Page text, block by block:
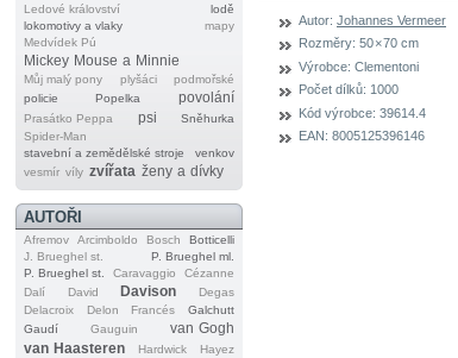
Ledové království
lodě
lokomotivy a vlaky
mapy
Medvídek Pú
Mickey Mouse a Minnie
Můj malý pony plyšáci
podmořské
policie
Popelka povolání
Prasátko Peppa psi
Sněhurka
Spider‐Man
stavební a zemědělské stroje
venkov
vesmír víly zvířata ženy a dívky
AUTOŘI
Afremov Arcimboldo Bosch
Botticelli
J. Brueghel st.
P. Brueghel ml.
P. Brueghel st.
Caravaggio
Cézanne
Dalí
David Davison
Degas
Delacroix
Delon Francés
Galchutt
Gaudí
Gauguin
van Gogh
van Haasteren
Hardwick
Hayez
Autor: Johannes Vermeer
Rozměry: 50 × 70 cm
Výrobce: Clementoni
Počet dílků: 1000
Kód výrobce: 39614.4
EAN: 8005125396146